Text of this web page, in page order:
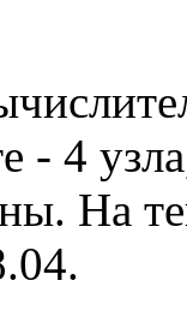
- 4
На